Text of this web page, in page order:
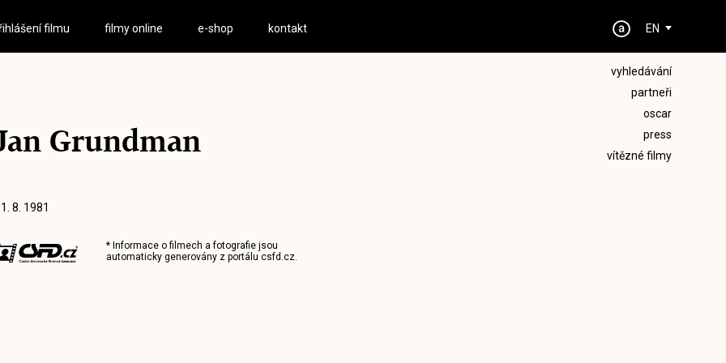
filmu filmy online e-shop kontakt EN
vyhledávání
partneři
oscar
press
vítězné filmy
Grundman
8. 1981
* Informace o filmech a fotografie jsou
automaticky generovány z portálu csfd.cz.